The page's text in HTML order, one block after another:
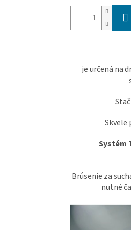
je určená na
Skvele
Systém
Brúsenie za
nutné